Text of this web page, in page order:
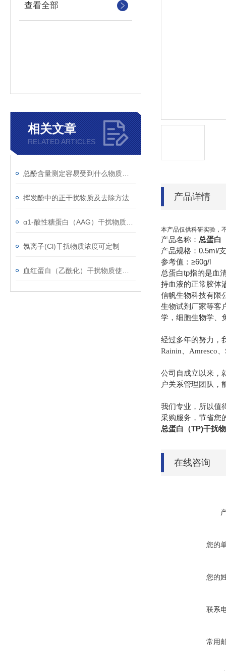
查看全部
相关文章
RELATED ARTICLES
挥发酚中的正干扰物质及去除方法
氯离子(Cl)干扰物质浓度可定制
产品详情
本产品仅供科研实验，
产品名称： 总蛋白
产品规格：0.5ml/支
参考值：≥60g/l
总蛋白tp指的是血
持血液的正常胶体
信帆生物科技有限
生物试剂厂家等客
学，细胞生物学、
经过多年的努力，
Rainin、Amresco
公司自成立以来，
户关系管理团队，
我们专业，所以值
采购服务，节省您
总蛋白（TP)干扰
在线咨询
您的
您的
联系
常用